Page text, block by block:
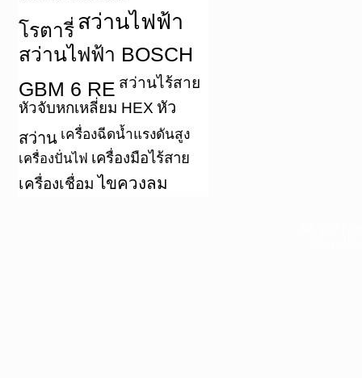
โรตารี่ สว่านไฟฟ้า
สว่านไฟฟ้า BOSCH
GBM 6 RE สว่านไร้สาย
หัวจับหกเหลี่ยม HEX หัว
สว่าน เครื่องฉีดน้ำแรงดันสูง
เครื่องปั่นไฟ เครื่องมือไร้สาย
เครื่องเชื่อม ไขควงลม